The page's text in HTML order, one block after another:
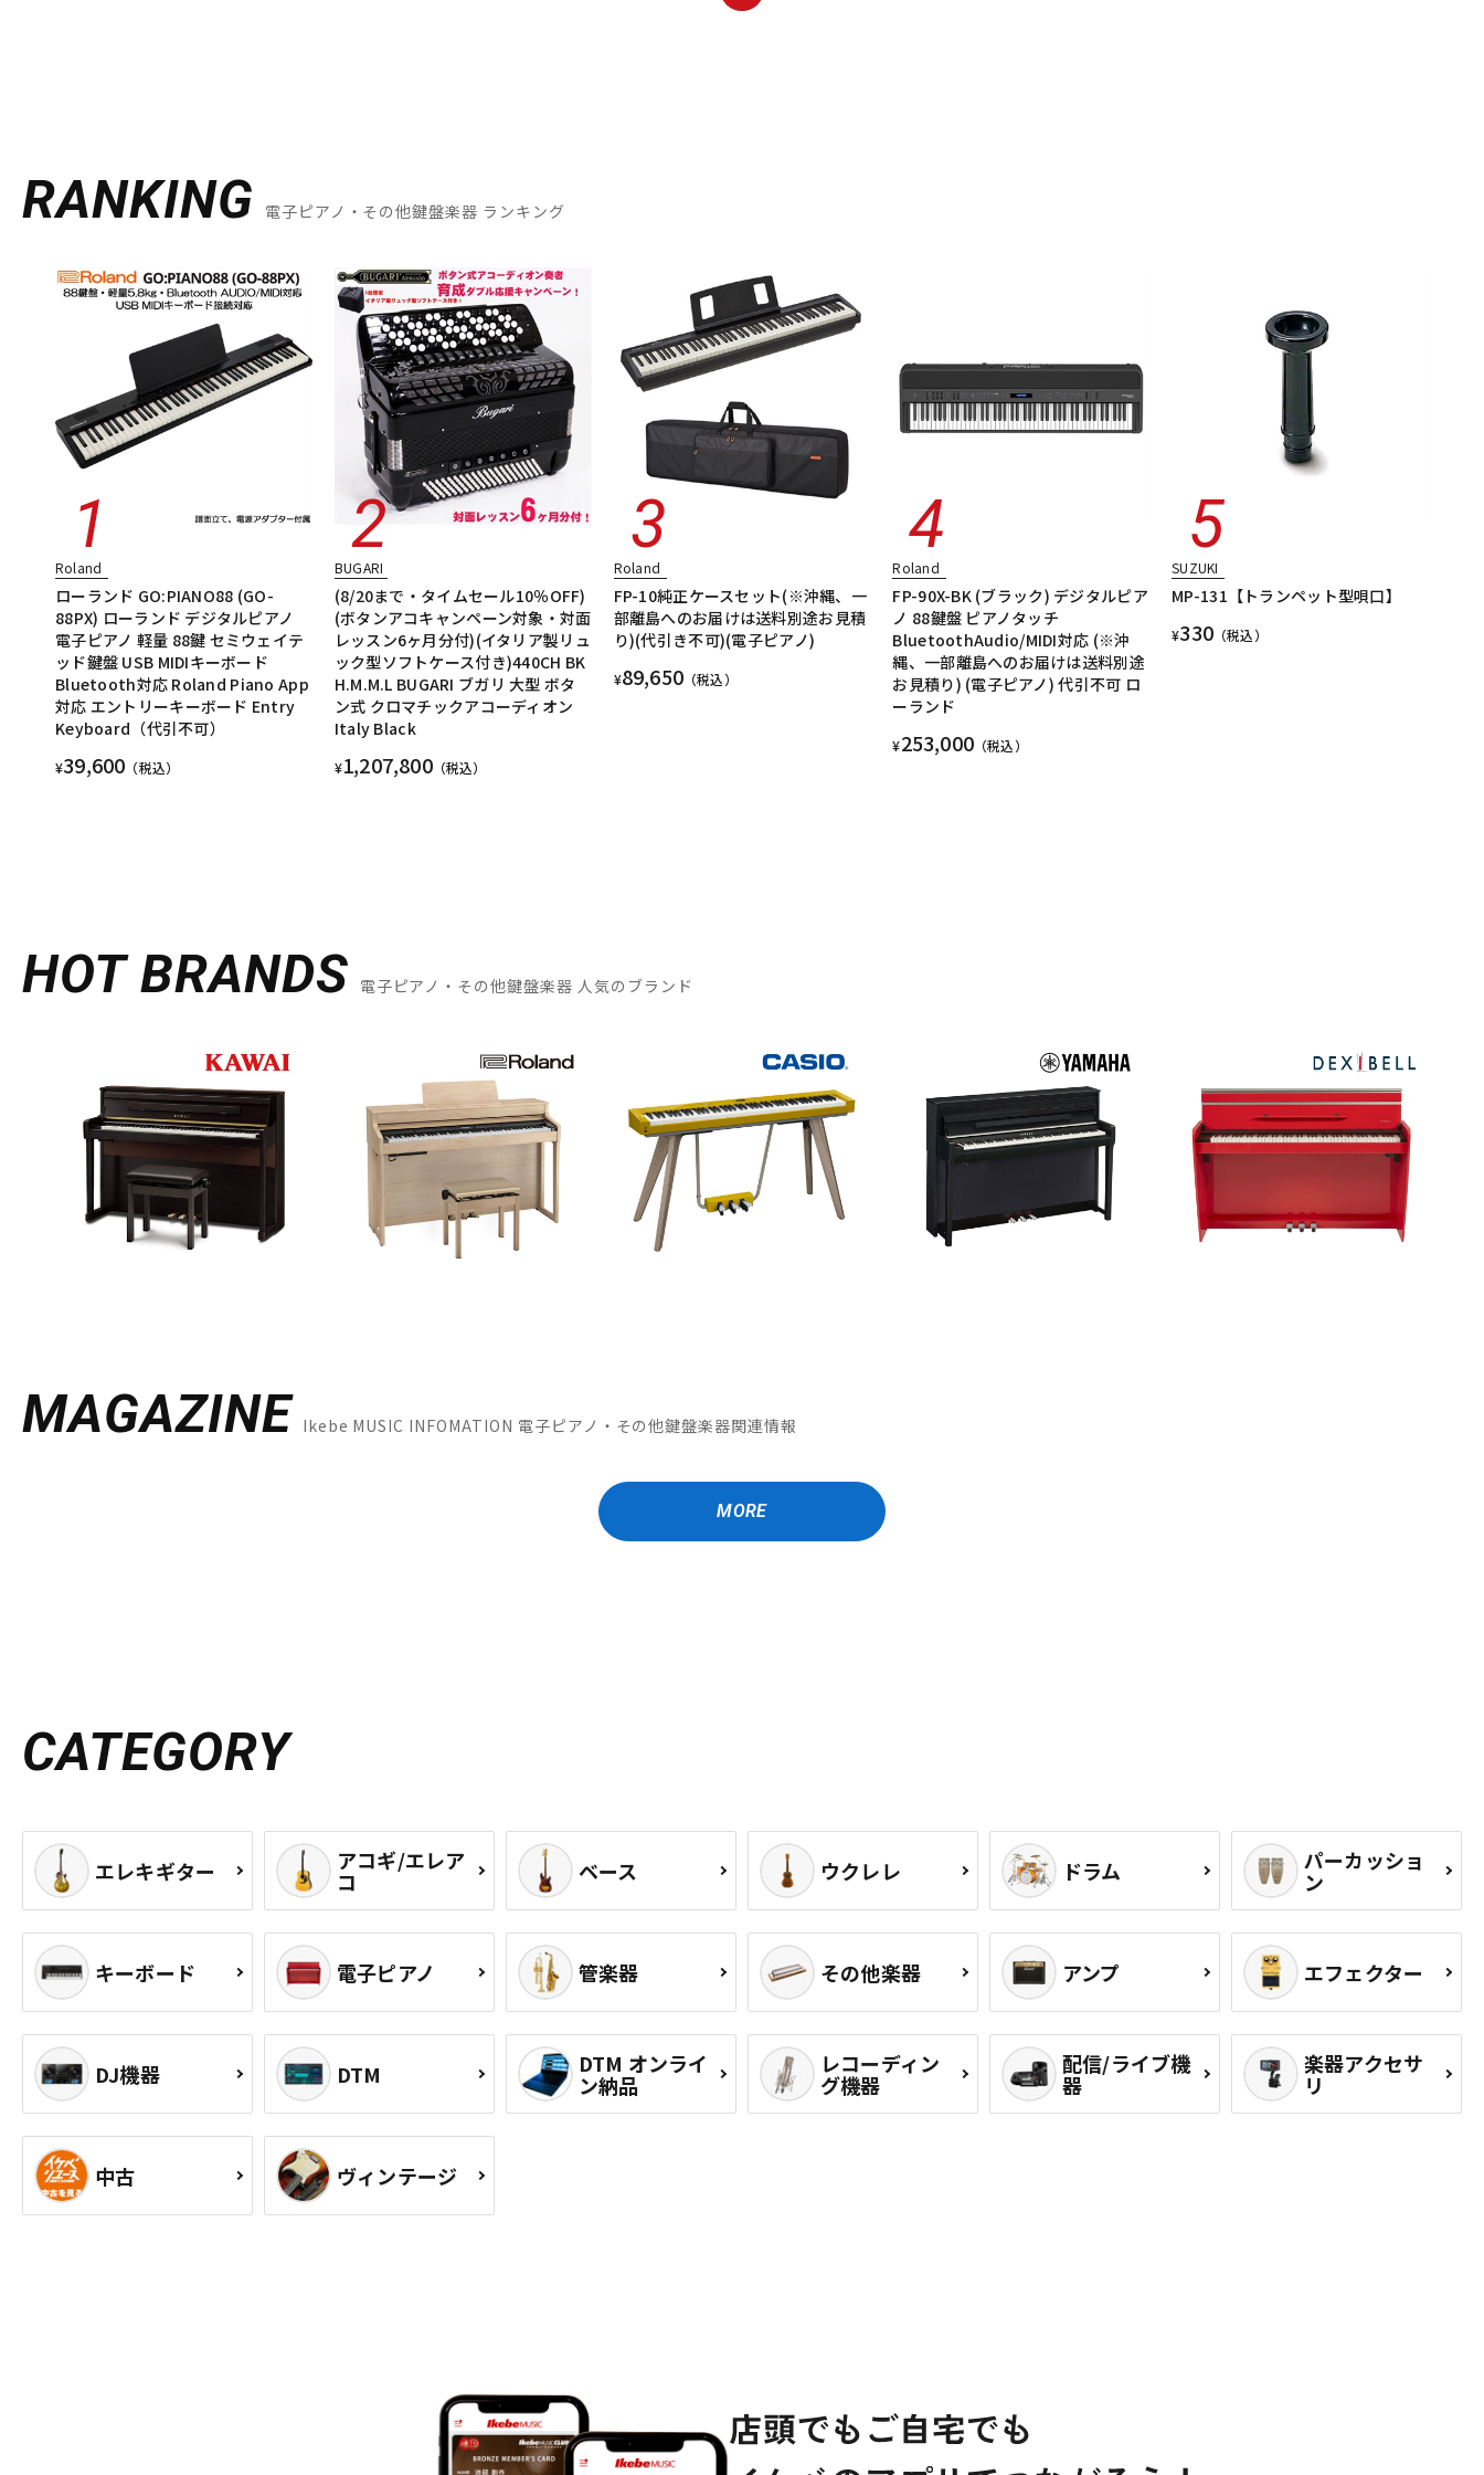
RANKING 電子ピアノ・その他鍵盤楽器 ランキング
Roland
ローランド GO:PIANO88 (GO-
88PX) ローランド デジタルピアノ
電子ピアノ 軽量 88鍵 セミウェイテ
ッド鍵盤 USB MIDIキーボード
Bluetooth対応 Roland Piano App
対応 エントリーキーボード Entry
Keyboard（代引不可）
¥39,600 （税込）
BUGARI
(8/20まで・タイムセール10％OFF)
(ボタンアコキャンペーン対象・対面
レッスン6ヶ月分付)(イタリア製リュ
ック型ソフトケース付き)440CH BK
H.M.M.L BUGARI ブガリ 大型 ボタ
ン式 クロマチックアコーディオン
Italy Black
¥1,207,800（税込）
Roland
FP-10純正ケースセット(※沖縄、一
部離島へのお届けは送料別途お見積
り)(代引き不可)(電子ピアノ)
¥89,650 （税込）
Roland
FP-90X-BK (ブラック) デジタルピア
ノ 88鍵盤 ピアノタッチ
BluetoothAudio/MIDI対応 (※沖
縄、一部離島へのお届けは送料別途
お見積り) (電子ピアノ) 代引不可 ロ
ーランド
¥253,000 （税込）
SUZUKI
MP-131【トランペット型唄口】
¥330 （税込）
HOT BRANDS 電子ピアノ・その他鍵盤楽器 人気のブランド
MAGAZINE Ikebe MUSIC INFOMATION 電子ピアノ・その他鍵盤楽器関連情報
MORE
CATEGORY
エレキギター アコギ/エレア
コ ベース ウクレレ ドラム パーカッショ
ン
キーボード 電子ピアノ 管楽器 その他楽器 アンプ エフェクター
DJ機器 DTM DTM オンライ
ン納品
レコーディン
グ機器
配信/ライブ機
器
楽器アクセサ
リ
中古 ヴィンテージ